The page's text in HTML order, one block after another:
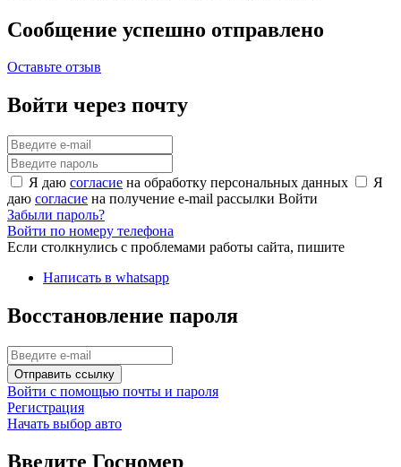
Сообщение успешно отправлено
Оставьте отзыв
Войти через почту
Я даю согласие на обработку персональных данных
Я
даю согласие на получение e-mail рассылки Войти
Забыли пароль?
Войти по номеру телефона
Если столкнулись с проблемами работы сайта, пишите
Написать в whatsapp
Восстановление пароля
Отправить ссылку
Войти с помощью почты и пароля
Регистрация
Начать выбор авто
Введите Госномер